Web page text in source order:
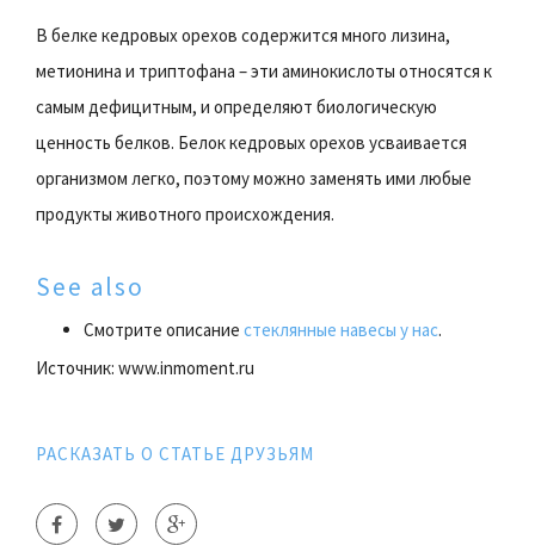
В белке кедровых орехов содержится много лизина,
метионина и триптофана – эти аминокислоты относятся к
самым дефицитным, и определяют биологическую
ценность белков. Белок кедровых орехов усваивается
организмом легко, поэтому можно заменять ими любые
продукты животного происхождения.
See also
Смотрите описание стеклянные навесы у нас.
Источник: www.inmoment.ru
РАСКАЗАТЬ О СТАТЬЕ ДРУЗЬЯМ